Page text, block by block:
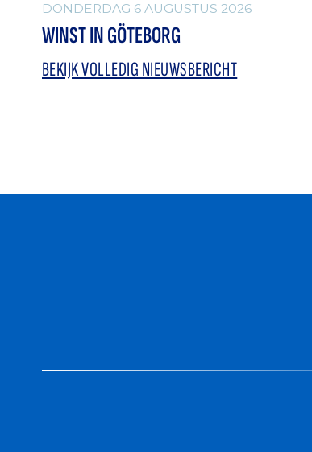
DONDERDAG 6 AUGUSTUS 2026
WINST IN GÖTEBORG
BEKIJK VOLLEDIG NIEUWSBERICHT